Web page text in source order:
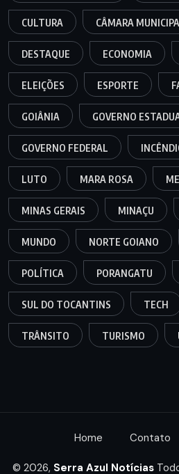
CULTURA CÂMARA
DESTAQUE ECONOMIA
ELEIÇÕES ESPORTE
GOIÂNIA GOVERNO
GOVERNO FEDERAL
LUTO MARA ROSA
MINAS GERAIS MINAÇU
MUNDO NORTE GOIANO
POLÍTICA PORANGATU
SUL DO TOCANTINS TECH
TRÂNSITO TURISMO
Home Contato
© 2026, Serra Azul Notícias